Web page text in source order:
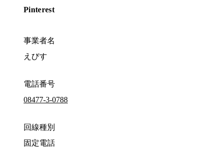
Pinterest
事業者名
えびす
電話番号
08477-3-0788
回線種別
固定電話